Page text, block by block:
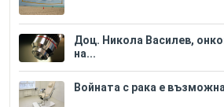
Доц. Никола Василев,
на...
Войната с рака е възможна